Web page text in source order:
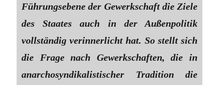
Führungsebene der Gewerkschaft die Ziele
des Staates auch in der Außenpolitik
vollständig verinnerlicht hat. So stellt sich
die Frage nach Gewerkschaften, die in
anarchosyndikalistischer Tradition die